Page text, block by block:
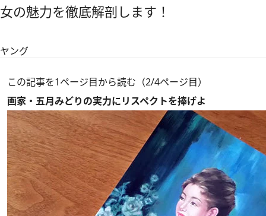
女の魅力を徹底解剖します！
ヤング
この記事を1ページ目から読む（2/4ページ目）
画家・五月みどりの実力にリスペクトを捧げよ